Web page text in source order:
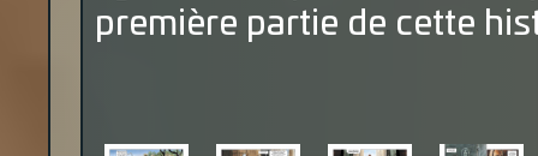
première partie de cette